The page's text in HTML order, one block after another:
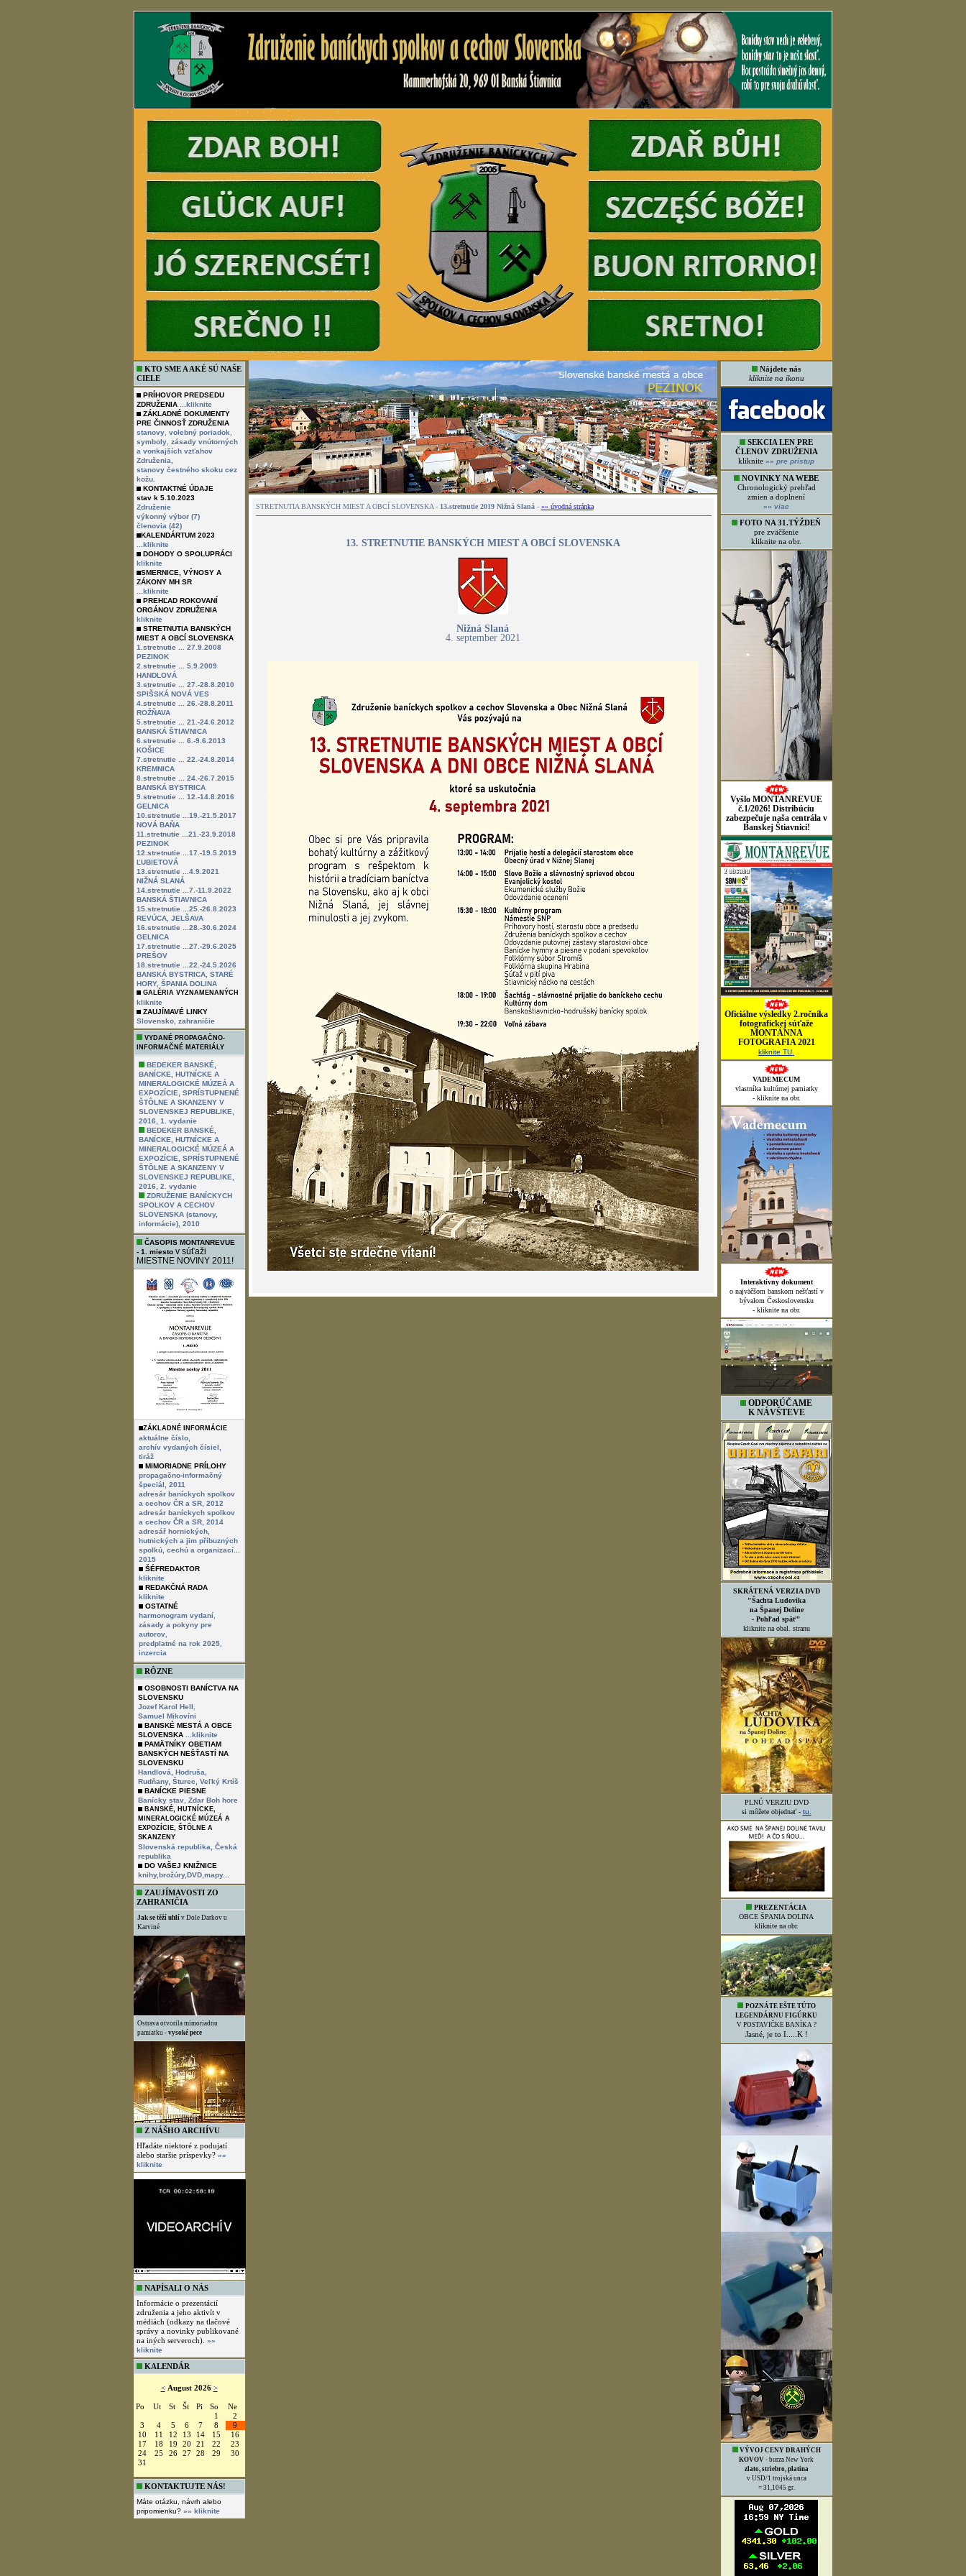
KTO SME A AKÉ SÚ NAŠE
CIELE
PRÍHOVOR PREDSEDU
ZDRUŽENIA
...kliknite
ZÁKLADNÉ DOKUMENTY
PRE ČINNOSŤ ZDRUŽENIA
stanovy, volebný poriadok
symboly, zásady vnútorných
a vonkajších vzťahov
Združenia,
stanovy čestného skoku cez
kožu.
KONTAKTNÉ ÚDAJE
stav k 5.10.2023
Združenie
výkonný výbor (7)
členovia (42)
KALENDÁRTUM 2023
...kliknite
DOHODY O SPOLUPRÁCI
kliknite
SMERNICE, VÝNOSY A
ZÁKONY MH SR
...kliknite
PREHĽAD ROKOVANÍ
ORGÁNOV ZDRUŽENIA
kliknite
STRETNUTIA BANSKÝCH
MIEST A OBCÍ SLOVENSKA
1.stretnutie ... 27.9.2008
PEZINOK
2.stretnutie ... 5.9.2009
HANDLOVÁ
3.stretnutie ... 27.-28.8.2010
SPIŠSKÁ NOVÁ VES
4.stretnutie ... 26.-28.8.2011
ROŽŇAVA
5.stretnutie ... 21.-24.6.2012
BANSKÁ ŠTIAVNICA
6.stretnutie ... 6.-9.6.2013
KOŠICE
7.stretnutie ... 22.-24.8.2014
KREMNICA
8.stretnutie ... 24.-26.7.2015
BANSKÁ BYSTRICA
9.stretnutie ... 12.-14.8.2016
GELNICA
10.stretnutie ...19.-21.5.2017
NOVÁ BAŇA
11.stretnutie ...21.-23.9.2018
PEZINOK
12.stretnutie ...17.-19.5.2019
ĽUBIETOVÁ
13.stretnutie ...4.9.2021
NIŽNÁ SLANÁ
14.stretnutie ...7.-11.9.2022
BANSKÁ ŠTIAVNICA
15.stretnutie ...25.-26.8.2023
REVÚCA, JELŠAVA
16.stretnutie ...28.-30.6.2024
GELNICA
17.stretnutie ...27.-29.6.2025
PREŠOV
18.stretnutie ...22.-24.5.2026
BANSKÁ BYSTRICA, STARÉ
HORY, ŠPANIA DOLINA
GALÉRIA VYZNAMENANÝCH
kliknite
ZAUJÍMAVÉ LINKY
Slovensko, zahraničie
VYDANÉ PROPAGAČNO-
INFORMAČNÉ MATERIÁLY
BEDEKER BANSKÉ,
BANÍCKE, HUTNÍCKE A
MINERALOGICKÉ MÚZEÁ A
EXPOZÍCIE, SPRÍSTUPNENÉ
ŠTÔLNE A SKANZENY V
SLOVENSKEJ REPUBLIKE,
2016, 1. vydanie
BEDEKER BANSKÉ,
BANÍCKE, HUTNÍCKE A
MINERALOGICKÉ MÚZEÁ A
EXPOZÍCIE, SPRÍSTUPNENÉ
ŠTÔLNE A SKANZENY V
SLOVENSKEJ REPUBLIKE,
2016, 2. vydanie
ZDRUŽENIE BANÍCKYCH
SPOLKOV A CECHOV
SLOVENSKA (stanovy,
informácie), 2010
ČASOPIS MONTANREVUE
- 1. miesto v súťaži
MIESTNE NOVINY 2011!
ZÁKLADNÉ INFORMÁCIE
aktuálne číslo,
archív vydaných čísiel,
tiráž
MIMORIADNE PRÍLOHY
propagačno-informačný
špeciál, 2011
adresár baníckych spolkov
a cechov ČR a SR, 2012
adresár baníckych spolkov
a cechov ČR a SR, 2014
adresář hornických,
hutnických a jim příbuzných
spolkú, cechú a organizací...
2015
ŠÉFREDAKTOR
kliknite
REDAKČNÁ RADA
kliknite
OSTATNÉ
harmonogram vydaní,
zásady a pokyny pre
autorov,
predplatné na rok 2025,
inzercia
RÔZNE
OSOBNOSTI BANÍCTVA NA
SLOVENSKU
Jozef Karol Hell
Samuel Mikovíni
BANSKÉ MESTÁ A OBCE
SLOVENSKA
...kliknite
PAMÄTNÍKY OBETIAM
BANSKÝCH NEŠŤASTÍ NA
SLOVENSKU
Handlová,
Hodruša,
Rudňany, Šturec,
Veľký Krtíš
BANÍCKE PIESNE
Banícky stav, Zdar Boh hore
BANSKÉ, HUTNÍCKE,
MINERALOGICKÉ MÚZEÁ A
EXPOZÍCIE, ŠTÔLNE A
SKANZENY
Slovenská republika,
Česká
republika
DO VAŠEJ KNIŽNICE
knihy,brožúry,DVD,mapy...
ZAUJÍMAVOSTI ZO
ZAHRANIČIA
Jak se těží uhlív Dole Darkov u
Karviné
Ostrava otvorila mimoriadnu
pamiatku -vysoké pece
Z NÁŠHO ARCHÍVU
Hľadáte niektoré z podujatí
alebo staršie príspevky? »»
kliknite
NAPÍSALI O NÁS
Informácie o prezentácií
združenia a jeho aktivít v
médiách (odkazy na tlačové
správy a novinky publikované
na iných serveroch). »»
kliknite
KALENDÁR
< August 2026 >
Po Ut St Št Pi So
Ne
1
2
3
4 5 6 7 8
9
10
11 12 13 14 15
16
17
18 19 20 21 22
23
24
25 26 27 28 29
30
31
KONTAKTUJTE NÁS!
Máte otázku, návrh alebo
pripomienku? »» kliknite
Nájdete nás
kliknite na ikonu
SEKCIA LEN PRE
ČLENOV ZDRUŽENIA
kliknite »» pre prístup
NOVINKY NA WEBE
Chronologický prehľad
zmien a doplnení
»» viac
FOTO NA 31.TÝŽDEŇ
pre zväčšenie
kliknite na obr.
Vyšlo MONTANREVUE
č.1/2026! Distribúciu
zabezpečuje naša centrála v
Banskej Štiavnici!
Oficiálne výsledky 2.ročníka
fotografickej súťaže
MONTÁNNA
FOTOGRAFIA 2021
kliknite TU.
VADEMECUM
vlastníka kultúrnej pamiatky
- kliknite na obr.
Interaktívny dokument
o najväčšom banskom nešťastí v
bývalom Československu
- kliknite na obr.
ODPORÚČAME
K NÁVŠTEVE
SKRÁTENÁ VERZIA DVD
"Šachta Ludovika
na Španej Doline
- Pohľad späť"
kliknite na obal. stranu
PLNÚ VERZIU DVD
si môžete objednať - tu.
PREZENTÁCIA
OBCE ŠPANIA DOLINA
kliknite na obr.
POZNÁTE EŠTE TÚTO
LEGENDÁRNU FIGÚRKU
V POSTAVIČKE BANÍKA ?
Jasné, je to I.....K !
VÝVOJ CENY DRAHÝCH
KOVOV - burza New York
zlato, striebro, platina
v USD/1 trojská unca
= 31,1045 gr.
STRETNUTIA BANSKÝCH MIEST A OBCÍ SLOVENSKA - 13.stretnutie 2019 Nižná Slaná - »» úvodná stránka
13. STRETNUTIE BANSKÝCH MIEST A OBCÍ SLOVENSKA
Nižná Slaná
4. september 2021